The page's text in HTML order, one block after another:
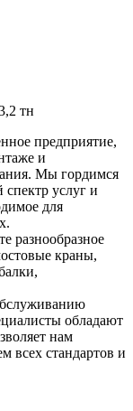
тн
предприятие,
и
Мы гордимся
услуг и
для
разнообразное
краны,
обладают
нам
всех стандартов и